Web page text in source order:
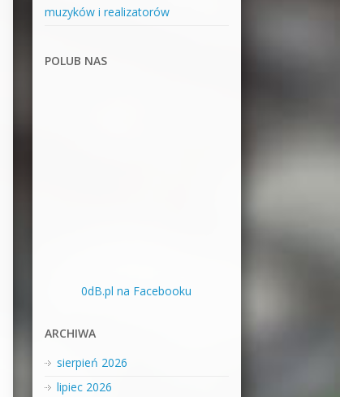
muzyków i realizatorów
POLUB NAS
0dB.pl na Facebooku
ARCHIWA
sierpień 2026
lipiec 2026